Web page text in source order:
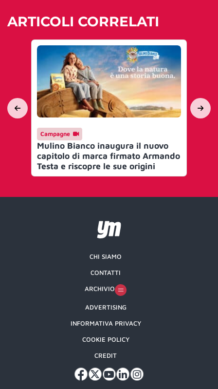
ARTICOLI CORRELATI
Campagne
Mulino Bianco inaugura il nuovo
capitolo di marca firmato Armando
Testa e riscopre le sue origini
CHI SIAMO
CONTATTI
ARCHIVIO
ADVERTISING
INFORMATIVA PRIVACY
COOKIE POLICY
CREDIT